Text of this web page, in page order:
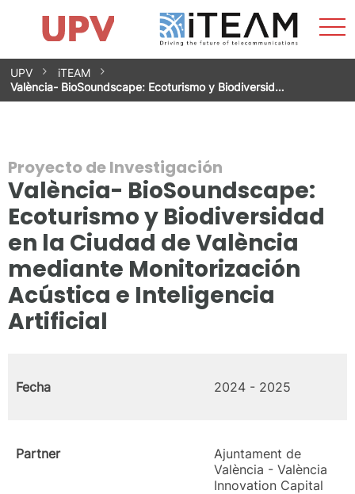
Saltar
contenido
Impacto
Grupos de investigación
Instalaciones
Spin-offs
Contacto
Prácticas
Noticias
Unidad de Igualdad
UPV
iTEAM
València- BioSoundscape: Ecoturismo y Biodiversid…
Proyecto de Investigación
València- BioSoundscape:
Ecoturismo y Biodiversidad
en la Ciudad de València
mediante Monitorización
Acústica e Inteligencia
Artificial
Fecha 2024 - 2025
Partner
Ajuntament de
València - València
Innovation Capital